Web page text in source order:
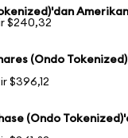
$240,32
(Ondo
$396,12
(Ondo